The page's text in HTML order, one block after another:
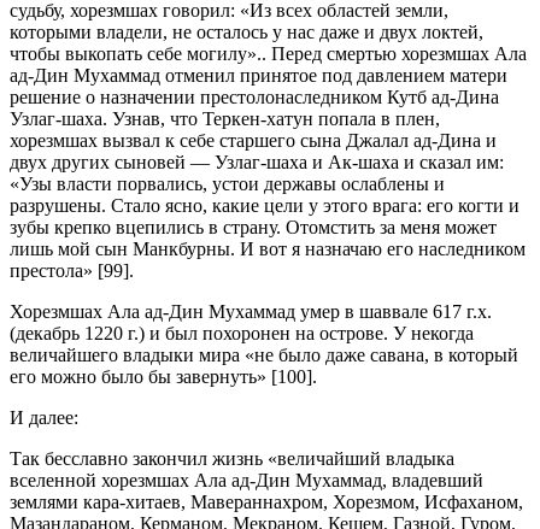
судьбу, хорезмшах говорил: «Из всех областей земли,
которыми владели, не осталось у нас даже и двух локтей,
чтобы выкопать себе могилу».. Перед смертью хорезмшах Ала
ад-Дин Мухаммад отменил принятое под давлением матери
решение о назначении престолонаследником Кутб ад-Дина
Узлаг-шаха. Узнав, что Теркен-хатун попала в плен,
хорезмшах вызвал к себе старшего сына Джалал ад-Дина и
двух других сыновей — Узлаг-шаха и Ак-шаха и сказал им:
«Узы власти порвались, устои державы ослаблены и
разрушены. Стало ясно, какие цели у этого врага: его когти и
зубы крепко вцепились в страну. Отомстить за меня может
лишь мой сын Манкбурны. И вот я назначаю его наследником
престола» [99].
Хорезмшах Ала ад-Дин Мухаммад умер в шаввале 617 г.х.
(декабрь 1220 г.) и был похоронен на острове. У некогда
величайшего владыки мира «не было даже савана, в который
его можно было бы завернуть» [100].
И далее:
Так бесславно закончил жизнь «величайший владыка
вселенной хорезмшах Ала ад-Дин Мухаммад, владевший
землями кара-хитаев, Мавераннахром, Хорезмом, Исфаханом,
Мазандараном, Керманом, Мекраном, Кешем, Газной, Гуром,